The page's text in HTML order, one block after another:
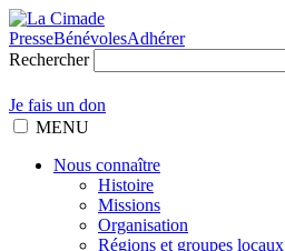
PresseBénévolesAdhérer
Rechercher
Je fais un don
MENU
Nous connaître
Histoire
Missions
Organisation
Régions et groupes locaux